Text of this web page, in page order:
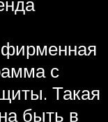
с
Такая
быть в